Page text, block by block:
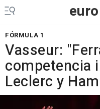
FÓRMULA 1
Vasseur:
competencia
Leclerc y